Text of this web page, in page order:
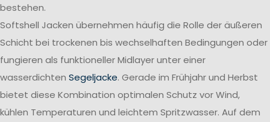
bestehen.
Softshell Jacken übernehmen häufig die Rolle der äußeren
Schicht bei trockenen bis wechselhaften Bedingungen oder
fungieren als funktioneller Midlayer unter einer
wasserdichten Segeljacke. Gerade im Frühjahr und Herbst
bietet diese Kombination optimalen Schutz vor Wind,
kühlen Temperaturen und leichtem Spritzwasser. Auf dem